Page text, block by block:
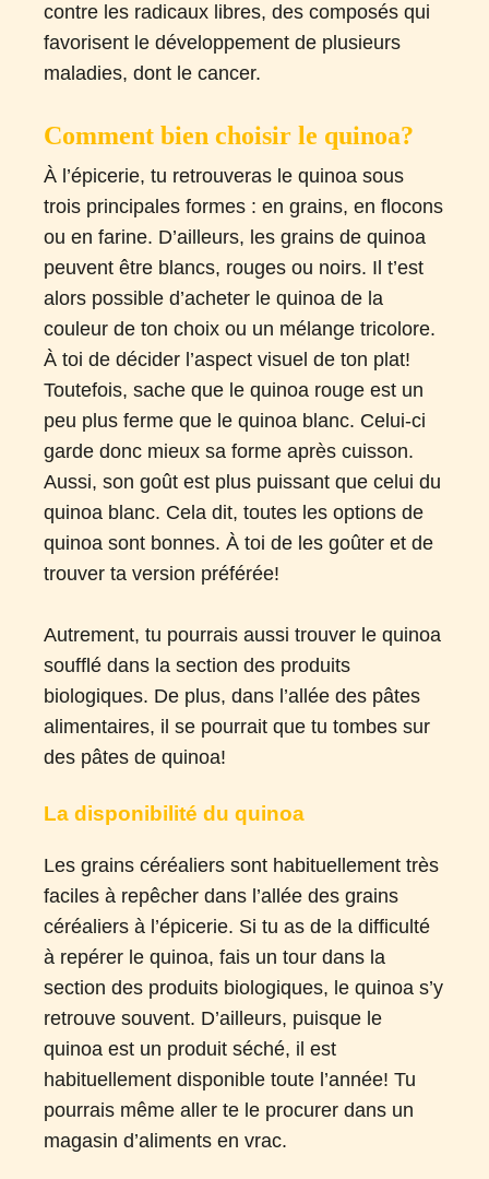
contre les radicaux libres, des composés qui
favorisent le développement de plusieurs
maladies, dont le cancer.
Comment bien choisir le quinoa?
À l’épicerie, tu retrouveras le quinoa sous
trois principales formes : en grains, en flocons
ou en farine. D’ailleurs, les grains de quinoa
peuvent être blancs, rouges ou noirs. Il t’est
alors possible d’acheter le quinoa de la
couleur de ton choix ou un mélange tricolore.
À toi de décider l’aspect visuel de ton plat!
Toutefois, sache que l e quinoa rouge est un
peu plus ferme que le quinoa blanc. Celui-ci
garde donc mieux sa forme après cuisson.
Aussi, son goût est plus puissant que celui du
quinoa blanc. Cela dit, toutes les options de
quinoa sont bonnes. À toi de les goûter et de
trouver ta version préférée!
Autrement, tu pourrais aussi trouver le quinoa
soufflé dans la section des produits
biologiques. De plus, dans l’allée des pâtes
alimentaires, il se pourrait que tu tombes sur
des pâtes de quinoa!
La disponibilité du quinoa
Les grains céréaliers sont habituellement très
faciles à repêcher dans l’allée des grains
céréaliers à l’épicerie. Si tu as de la difficulté
à repérer le quinoa, fais un tour dans la
section des produits biologiques, le quinoa s’y
retrouve souvent. D’ailleurs, puisque le
quinoa est un produit séché, il est
habituellement disponible toute l’année! Tu
pourrais même aller te le procurer dans un
magasin d’aliments en vrac.